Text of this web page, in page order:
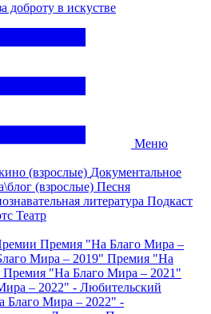
доброту в искустве
Меню
(взрослые) Документальное
(взрослые) Песня
литература Подкаст
Театр
Премия "На Благо Мира –
Мира – 2019" Премия "На
Премия "На Благо Мира – 2021"
– 2022" - Любительский
Благо Мира – 2022" -